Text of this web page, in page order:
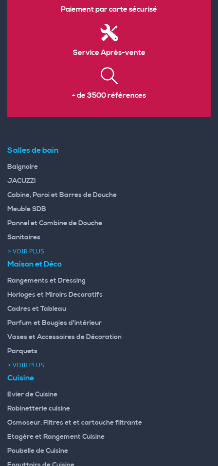
Paiement par carte sécurisé
Service Après-vente
+ de 3500 références
Salles de bain
Baignoire
JACUZZI
Cabine, Paroi et Barres de Douche
Meuble SDB
Pannel et Combine de Douche
Sanitaires
> VOIR PLUS
Maison et Déco
Rangements et Dressing
Horloges et Miroirs Decoratifs
Cadres et Tableau
Parfum et Bougies d'intérieur
Vases et Accessoires de Décoration
Parquets
> VOIR PLUS
Cuisine
Evier de Cuisine
Robinetterie cuisine
Osmoseur, Filtres et et cartouche filtrante
Etagère et Rangement Cuisine
Poubelle de Cuisine